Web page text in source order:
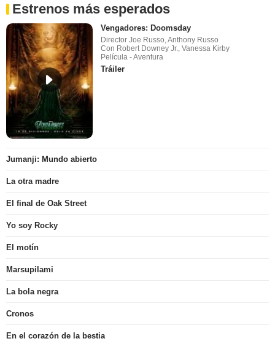
Estrenos más esperados
Vengadores: Doomsday
Director Joe Russo, Anthony Russo
Con Robert Downey Jr., Vanessa Kirby
Película - Aventura
Tráiler
Jumanji: Mundo abierto
La otra madre
El final de Oak Street
Yo soy Rocky
El motín
Marsupilami
La bola negra
Cronos
En el corazón de la bestia